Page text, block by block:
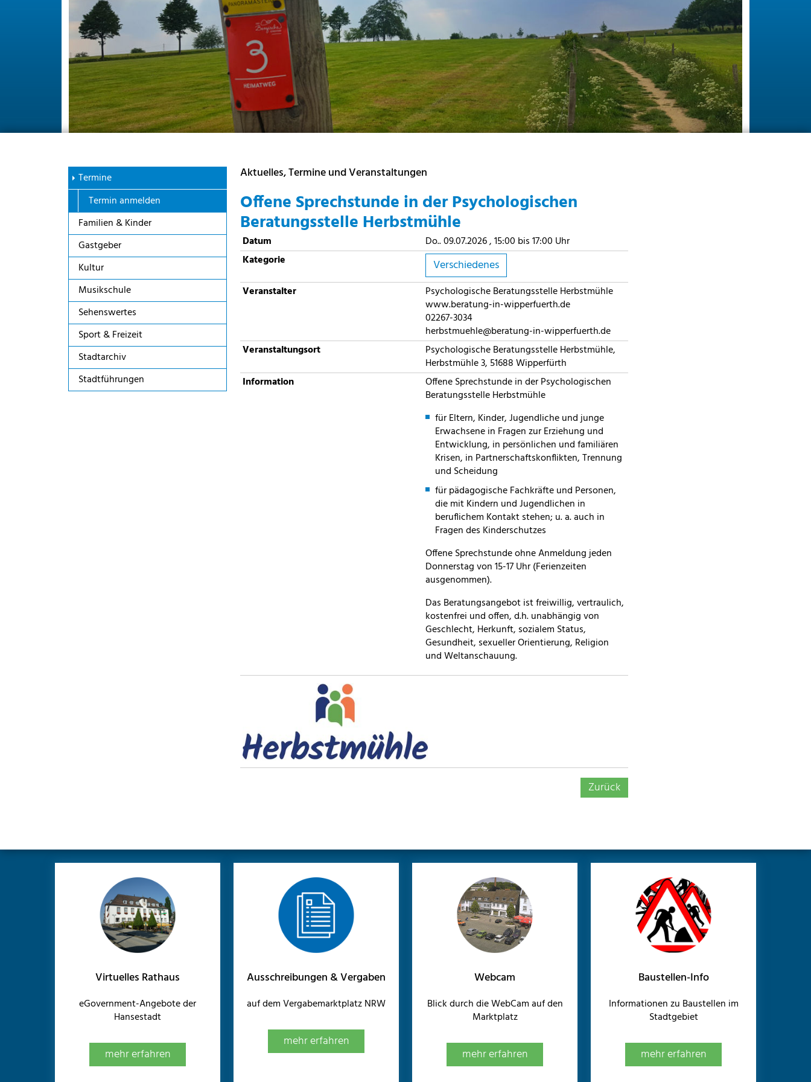
Termine
Termin anmelden
Familien & Kinder
Gastgeber
Kultur
Musikschule
Sehenswertes
Sport & Freizeit
Stadtarchiv
Stadtführungen
Aktuelles, Termine und Veranstaltungen
Offene Sprechstunde in der Psychologischen
Beratungsstelle Herbstmühle
Datum
Do.. 09.07.2026 , 15:00 bis 17:00 Uhr
Kategorie
Verschiedenes
Veranstalter
Psychologische Beratungsstelle Herbstmühle
www.beratung-in-wipperfuerth.de
02267-3034
herbstmuehle@beratung-in-wipperfuerth.de
Veranstaltungsort
Psychologische Beratungsstelle Herbstmühle,
Herbstmühle 3, 51688 Wipperfürth
Information
Offene Sprechstunde in der Psychologischen
Beratungsstelle Herbstmühle
für Eltern, Kinder, Jugendliche und junge
Erwachsene in Fragen zur Erziehung und
Entwicklung, in persönlichen und familiären
Krisen, in Partnerschaftskonflikten, Trennung
und Scheidung
für pädagogische Fachkräfte und Personen,
die mit Kindern und Jugendlichen in
beruflichem Kontakt stehen; u. a. auch in
Fragen des Kinderschutzes
Offene Sprechstunde ohne Anmeldung jeden
Donnerstag von 15-17 Uhr (Ferienzeiten
ausgenommen).
Das Beratungsangebot ist freiwillig, vertraulich,
kostenfrei und offen, d.h. unabhängig von
Geschlecht, Herkunft, sozialem Status,
Gesundheit, sexueller Orientierung, Religion
und Weltanschauung.
Zurück
Virtuelles Rathaus
eGovernment-Angebote der
Hansestadt
mehr erfahren
Ausschreibungen & Vergaben
auf dem Vergabemarktplatz NRW
mehr erfahren
Webcam
Blick durch die WebCam auf den
Marktplatz
mehr erfahren
Baustellen-Info
Informationen zu Baustellen im
Stadtgebiet
mehr erfahren